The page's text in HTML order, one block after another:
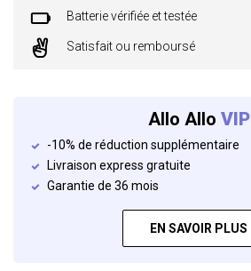
Batterie vérifiée et testée
Satisfait ou remboursé
Allo Allo VIP
-10% de réduction supplémentaire
Livraison express gratuite
Garantie de 36 mois
EN SAVOIR PLUS